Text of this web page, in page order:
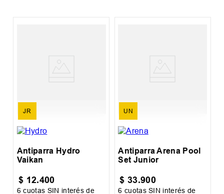
JR
Antiparra Hydro
Vaikan
$ 12.400
6 cuotas SIN interés de
UN
Antiparra Arena Pool
Set Junior
$ 33.900
6 cuotas SIN interés de